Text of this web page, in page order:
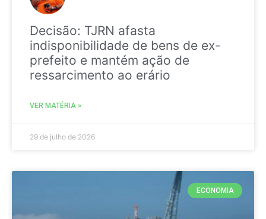
Decisão: TJRN afasta
indisponibilidade de bens de ex-
prefeito e mantém ação de
ressarcimento ao erário
VER MATÉRIA »
29 de julho de 2026
ECONOMIA